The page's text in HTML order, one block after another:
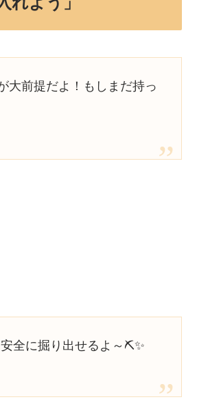
大前提だよ！もしまだ持っ
全に掘り出せるよ～⛏️✨